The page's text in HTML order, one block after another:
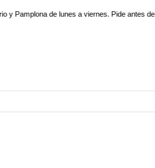
de lunes a viernes. Pide antes de las 4:00